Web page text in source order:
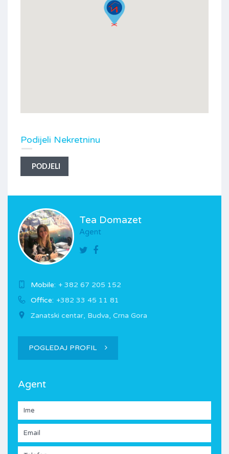
Podijeli Nekretninu
PODJELI
Tea Domazet
Agent
Mobile: + 382 67 205 152
Office: +382 33 45 11 81
Zanatski centar, Budva, Crna Gora
POGLEDAJ PROFIL
Agent